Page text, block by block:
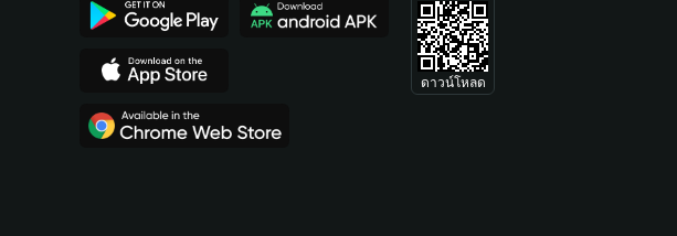
Português (Brasil)
ดาวน์โหลด